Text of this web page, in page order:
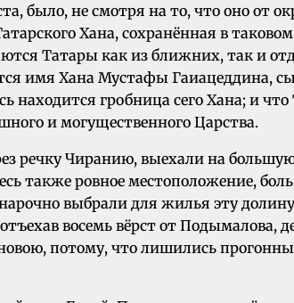
было, не смотря на то, что оно
Хана, сохранённая в
Татары как из ближних, так и
имя Хана Мустафы Гаиацеддина,
находится гробница сего Хана; и
и могущественного Царства.
речку Чиранию, выехали на
также ровное местоположение,
выбрали для жилья эту
восемь вёрст от Подымалова,
потому, что лишились